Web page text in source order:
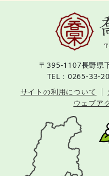
〒395-1107長野県
TEL：0265-33-
サイトの利用について
ウェブア